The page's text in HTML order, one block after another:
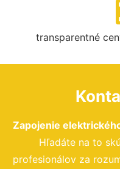
transparentné
Zapojenie
Hľadáte na to
profesionálov za